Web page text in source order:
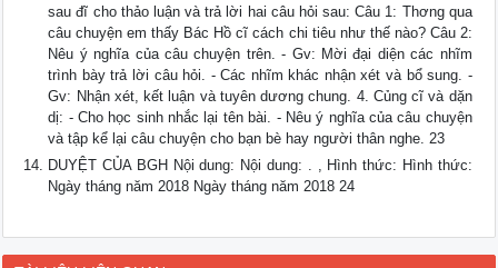
sau đĩ cho thảo luận và trả lời hai câu hỏi sau: Câu 1: Thơng qua
câu chuyện em thấy Bác Hồ cĩ cách chi tiêu như thế nào? Câu 2:
Nêu ý nghĩa của câu chuyện trên. - Gv: Mời đại diện các nhĩm
trình bày trả lời câu hỏi. - Các nhĩm khác nhận xét và bổ sung. -
Gv: Nhận xét, kết luận và tuyên dương chung. 4. Củng cĩ và dặn
dị: - Cho học sinh nhắc lại tên bài. - Nêu ý nghĩa của câu chuyện
và tập kể lại câu chuyện cho bạn bè hay người thân nghe. 23
DUYỆT CỦA BGH Nội dung: Nội dung: . , Hình thức: Hình thức:
Ngày tháng năm 2018 Ngày tháng năm 2018 24